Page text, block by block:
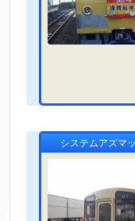
システムアズマ